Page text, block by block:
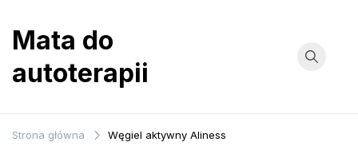
doMata do
autoterapii
Strona główna Węgiel aktywny Aliness